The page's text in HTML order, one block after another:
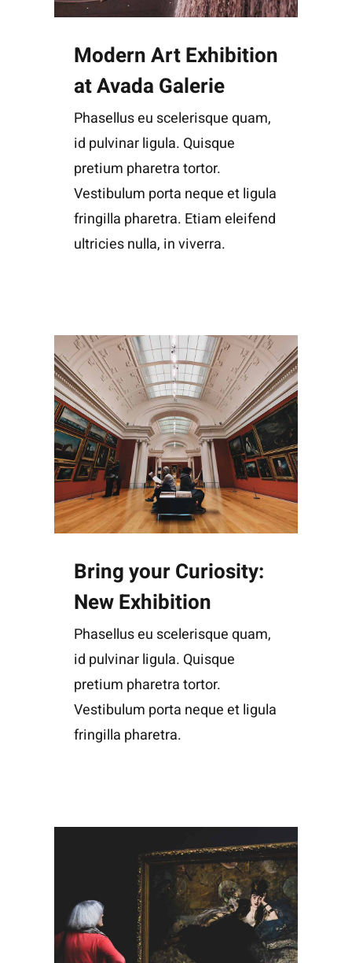
Modern Art Exhibition
at Avada Galerie
Phasellus eu scelerisque quam,
id pulvinar ligula. Quisque
pretium pharetra tortor.
Vestibulum porta neque et ligula
fringilla pharetra. Etiam eleifend
ultricies nulla, in viverra.
Bring your Curiosity:
New Exhibition
Phasellus eu scelerisque quam,
id pulvinar ligula. Quisque
pretium pharetra tortor.
Vestibulum porta neque et ligula
fringilla pharetra.